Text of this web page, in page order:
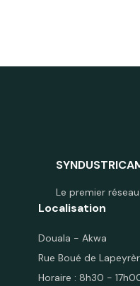
Le premier
Localisation
Douala - Akwa
Rue Boué de
Horaire : 8h30 -